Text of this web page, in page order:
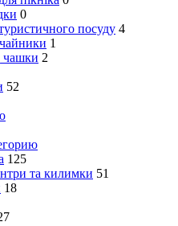
0
посуду 4
1
чашки 2
52
125
та килимки 51
18